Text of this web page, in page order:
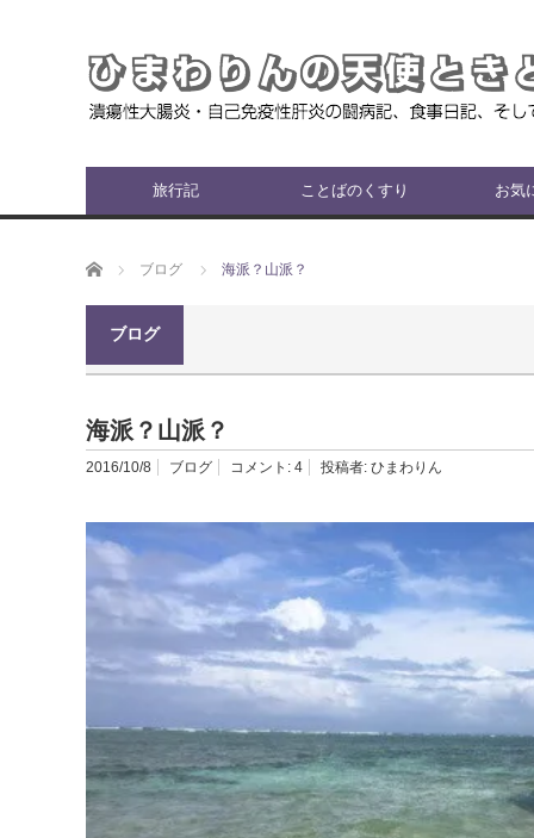
旅行記 ことばのくすり お気
ホーム ブログ 海派？山派？
ブログ
海派？山派？
2016/10/8 ブログ コメント: 4 投稿者: ひまわりん